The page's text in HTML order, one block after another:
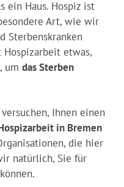
ein Haus. Hospiz ist
Art, wie wir
Sterbenskranken
etwas,
um das Sterben
Ihnen einen
in Bremen
die hier
natürlich, Sie für